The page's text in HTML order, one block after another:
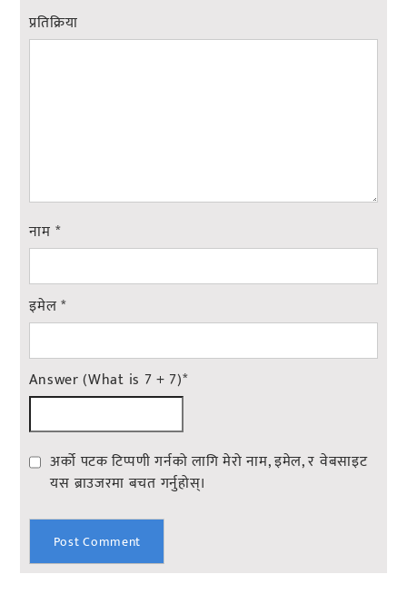
प्रतिक्रिया
नाम *
इमेल*
Answer (What is 7 + 7)*
अर्को पटक टिप्पणी गर्नको लागि मेरो नाम, इमेल, र वेबसाइट
यस ब्राउजरमा बचत गर्नुहोस्।